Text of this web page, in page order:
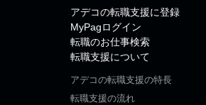
アデコの転職支援に登録
MyPagログイン
転職のお仕事検索
転職支援について
アデコの転職支援の特長
転職支援の流れ